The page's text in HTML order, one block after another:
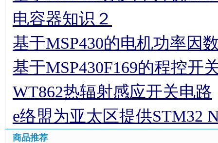
电容器知识２
基于MSP430的电机功率因
基于MSP430F169的程控开
WT862热辐射感应开关电路
e络盟为亚太区提供STM32
商品推荐